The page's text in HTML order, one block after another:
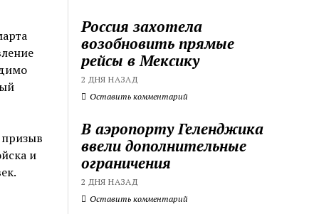
и
Россия захотела
возобновить прямые
рейсы в Мексику
2 ДНЯ НАЗАД
Оставить комментарий
В аэропорту Геленджика
ввели дополнительные
ограничения
2 ДНЯ НАЗАД
Оставить комментарий